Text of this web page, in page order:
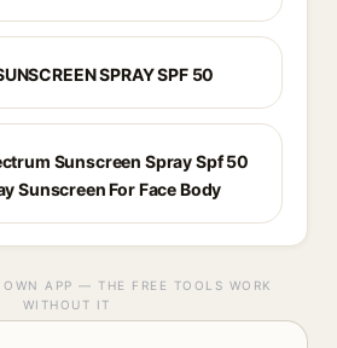
SPRAY SPF 50
Sunscreen Spray Spf 50
Sunscreen For Face Body
OWN APP — THE FREE TOOLS WORK
WITHOUT IT